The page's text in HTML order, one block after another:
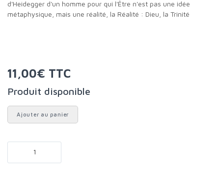
d'Heidegger d'un homme pour qui l'Être n'est pas une idée
métaphysique, mais une réalité, la Réalité : Dieu, la Trinité
11,00€ TTC
Produit disponible
Ajouter au panier